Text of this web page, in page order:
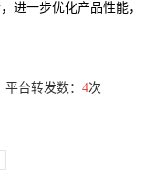
进一步优化产品性能，
平台转发数： 4次